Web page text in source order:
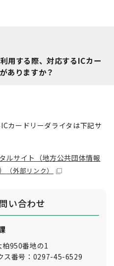
用する際、対応するICカー
ありますか？
カードリーダライタは下記サ
ルサイト（地方公共団体情報
（外部リンク）
い合わせ
950番地の1
ス番号：0297-45-6529